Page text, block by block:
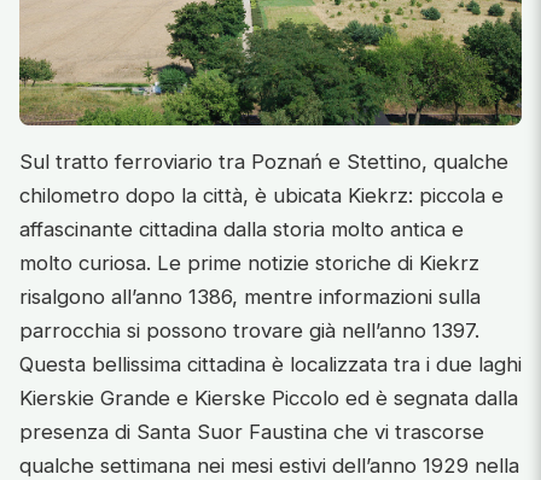
Sul tratto ferroviario tra Poznań e Stettino, qualche
chilometro dopo la città, è ubicata Kiekrz: piccola e
affascinante cittadina dalla storia molto antica e
molto curiosa. Le prime notizie storiche di Kiekrz
risalgono all’anno 1386, mentre informazioni sulla
parrocchia si possono trovare già nell’anno 1397.
Questa bellissima cittadina è localizzata tra i due laghi
Kierskie Grande e Kierske Piccolo ed è segnata dalla
presenza di Santa Suor Faustina che vi trascorse
qualche settimana nei mesi estivi dell’anno 1929 nella